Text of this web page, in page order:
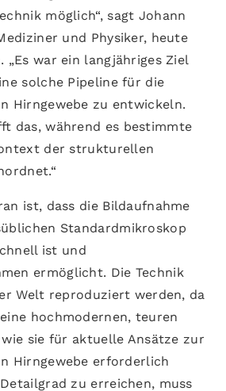
möglich“, sagt Johann
und Physiker, heute
„Es war ein langjähriges Ziel
solche Pipeline für die
Hirngewebe zu entwickeln.
das, während es bestimmte
der strukturellen
ist, dass die Bildaufnahme
Standardmikroskop
ist und
ermöglicht. Die Technik
Welt reproduziert werden, da
hochmodernen, teuren
sie für aktuelle Ansätze zur
Hirngewebe erforderlich
zu erreichen, muss